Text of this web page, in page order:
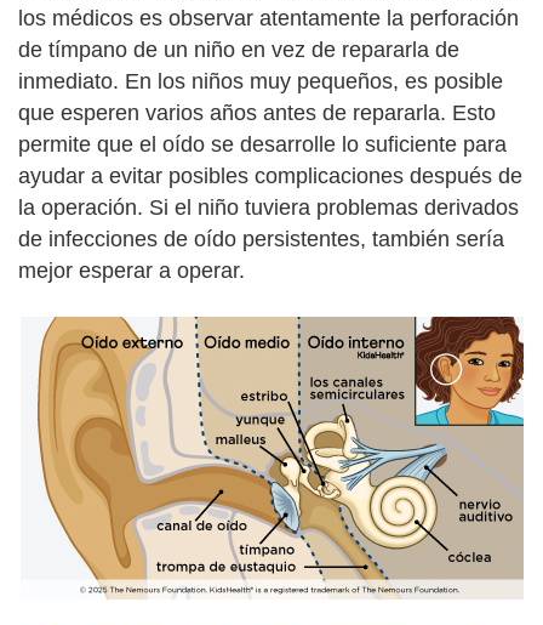
los médicos es observar atentamente la perforación
de tímpano de un niño en vez de repararla de
inmediato. En los niños muy pequeños, es posible
que esperen varios años antes de repararla. Esto
permite que el oído se desarrolle lo suficiente para
ayudar a evitar posibles complicaciones después de
la operación. Si el niño tuviera problemas derivados
de infecciones de oído persistentes, también sería
mejor esperar a operar.